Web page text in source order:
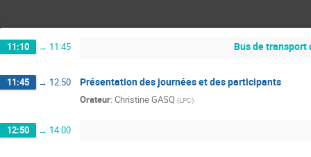
11:10 → 11:45 Bus de transport
11:45 → 12:50 Présentation des journées et des participants
Orateur: Christine GASQ (LPC)
12:50 → 14:00